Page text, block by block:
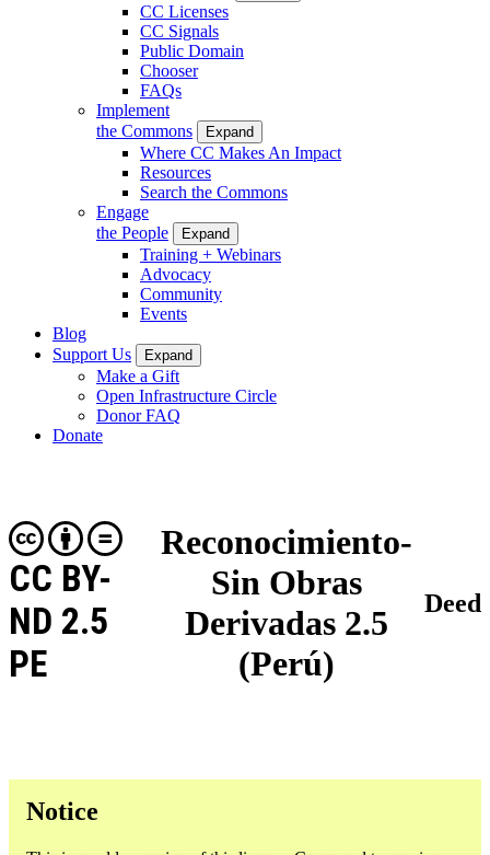
CC Licenses
CC Signals
Public Domain
Chooser
FAQs
Implement
the Commons
Expand
Where CC Makes An Impact
Resources
Search the Commons
Engage
the People
Expand
Training + Webinars
Advocacy
Community
Events
Blog
Support Us
Expand
Make a Gift
Open Infrastructure Circle
Donor FAQ
Donate
Reconocimiento-
Sin Obras
Derivadas 2.5
(Perú)
CC BY-
ND 2.5
PE
Deed
Notice